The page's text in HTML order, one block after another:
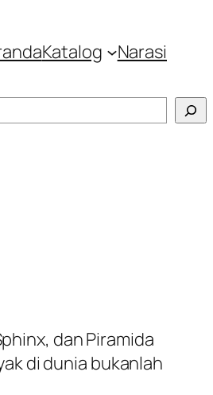
Katalog Narasi
dan Piramida
di dunia bukanlah